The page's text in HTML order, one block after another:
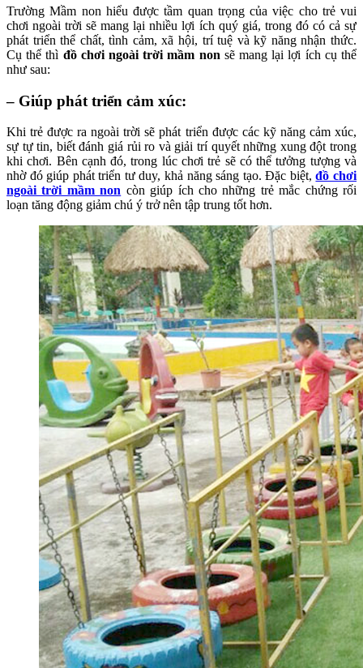
Trường Mầm non hiểu được tầm quan trọng của việc cho trẻ vui
chơi ngoài trời sẽ mang lại nhiều lợi ích quý giá, trong đó có cả sự
phát triển thể chất, tình cảm, xã hội, trí tuệ và kỹ năng nhận thức.
Cụ thể thì đồ chơi ngoài trời mầm non sẽ mang lại lợi ích cụ thể
như sau:
– Giúp phát triển cảm xúc:
Khi trẻ được ra ngoài trời sẽ phát triển được các kỹ năng cảm xúc,
sự tự tin, biết đánh giá rủi ro và giải trí quyết những xung đột trong
khi chơi. Bên cạnh đó, trong lúc chơi trẻ sẽ có thể tưởng tượng và
nhờ đó giúp phát triển tư duy, khả năng sáng tạo. Đặc biệt,đồ chơi
ngoài trời mầm non còn giúp ích cho những trẻ mắc chứng rối
loạn tăng động giảm chú ý trở nên tập trung tốt hơn.